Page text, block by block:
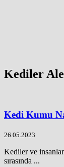
Kediler
Kedi Kumu
26.05.2023
Kediler ve insanlar
sırasında ...